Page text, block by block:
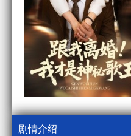
剧情介绍